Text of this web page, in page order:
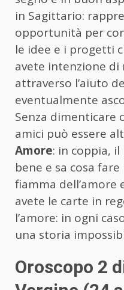
in Sagittario:
opportunità per
le idee e i progetti
avete intenzione di
attraverso l’aiuto
eventualmente
Senza dimenticare
amici può essere
Amore: in coppia,
bene e sa cosa
fiamma dell’amore
avete le carte in
l’amore: in ogni
una storia
Oroscopo 2